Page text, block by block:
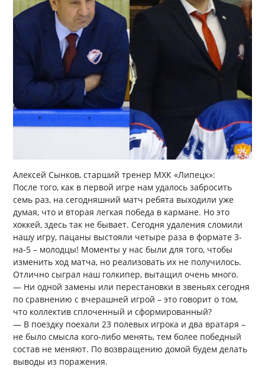
Алексей Сынков, старший тренер МХК «Липецк»:
После того, как в первой игре нам удалось забросить
семь раз, на сегодняшний матч ребята выходили уже
думая, что и вторая легкая победа в кармане. Но это
хоккей, здесь так не бывает. Сегодня удаления сломили
нашу игру, пацаны выстояли четыре раза в формате 3-
на-5 – молодцы! Моменты у нас были для того, чтобы
изменить ход матча, но реализовать их не получилось.
Отлично сыграл наш голкипер, вытащил очень много.
— Ни одной замены или перестановки в звеньях сегодня
по сравнению с вчерашней игрой – это говорит о том,
что коллектив сплоченный и сформированный?
— В поездку поехали 23 полевых игрока и два вратаря –
не было смысла кого-либо менять, тем более победный
состав не меняют. По возвращению домой будем делать
выводы из поражения.